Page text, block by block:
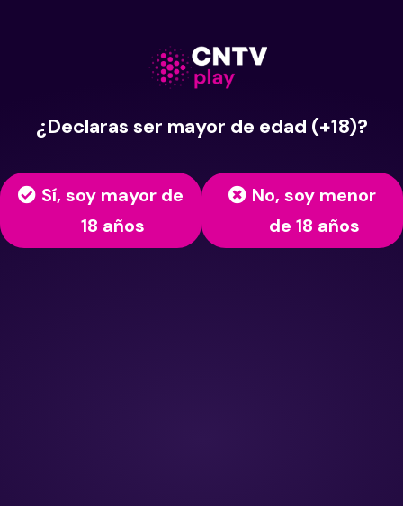
¿Declaras ser mayor de edad (+18)?
Sí, soy mayor de
18 años
No, soy menor
de 18 años